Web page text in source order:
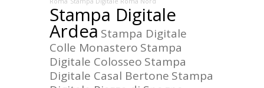
Stampa Digitale
Ardea Stampa Digitale
Colle Monastero Stampa
Digitale Colosseo Stampa
Digitale Casal Bertone Stampa